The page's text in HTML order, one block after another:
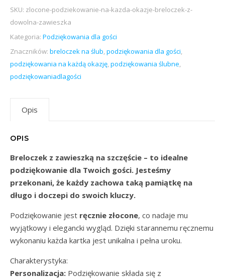
SKU: zlocone-podziekowanie-na-kazda-okazje-breloczek-z-
dowolna-zawieszka
Kategoria: Podziękowania dla gości
Znaczników: breloczek na ślub,podziękowania dla gości,
podziękowania na każdą okazję,podziękowania ślubne,
podziękowaniadlagości
Opis
OPIS
Breloczek z zawieszką na szczęście – to idealne
podziękowanie dla Twoich gości. Jesteśmy
przekonani, że każdy zachowa taką pamiątkę na
długo i doczepi do swoich kluczy.
Podziękowanie jest ręcznie złocone, co nadaje mu
wyjątkowy i elegancki wygląd. Dzięki starannemu ręcznemu
wykonaniu każda kartka jest unikalna i pełna uroku.
Charakterystyka:
Personalizacja: Podziękowanie składa się z